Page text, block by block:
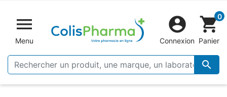

Menu


Connexion
shopping_cart0
Panier